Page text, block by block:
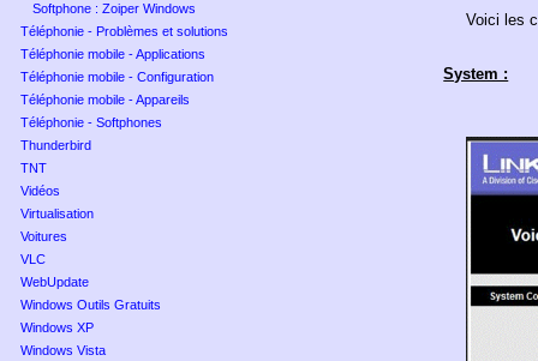
Softphone : Zoiper Windows
Téléphonie - Problèmes et solutions
Téléphonie mobile - Applications
Téléphonie mobile - Configuration
Téléphonie mobile - Appareils
Téléphonie - Softphones
Thunderbird
TNT
Vidéos
Virtualisation
Voitures
VLC
WebUpdate
Windows Outils Gratuits
Windows XP
Windows Vista
Voici les
System :